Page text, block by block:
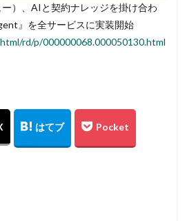
）、AIと契約ナレッジを掛け合わ
』を全サービスに実装開始
rd/p/000000068.000050130.html